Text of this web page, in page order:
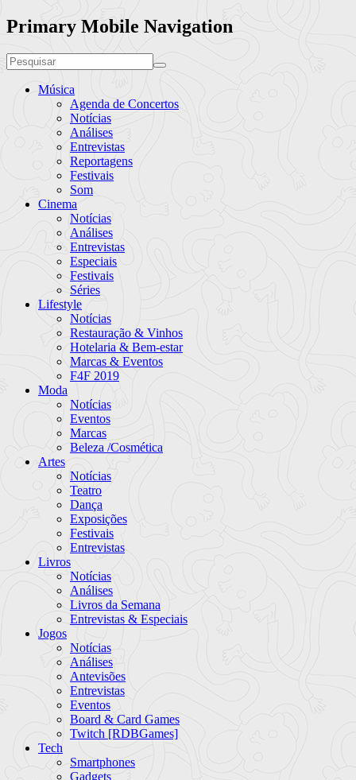
Primary Mobile Navigation
Música
Agenda de Concertos
Notícias
Análises
Entrevistas
Reportagens
Festivais
Som
Cinema
Notícias
Análises
Entrevistas
Especiais
Festivais
Séries
Lifestyle
Notícias
Restauração & Vinhos
Hotelaria & Bem-estar
Marcas & Eventos
F4F 2019
Moda
Notícias
Eventos
Marcas
Beleza /Cosmética
Artes
Notícias
Teatro
Dança
Exposições
Festivais
Entrevistas
Livros
Notícias
Análises
Livros da Semana
Entrevistas & Especiais
Jogos
Notícias
Análises
Antevisões
Entrevistas
Eventos
Board & Card Games
Twitch [RDBGames]
Tech
Smartphones
Gadgets